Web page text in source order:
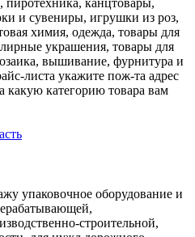
и сувениры, игрушки из роз,
химия, одежда, товары для
украшения, товары для
вышивание, фурнитура и
листа укажите пож-та адрес
какую категорию товара вам
упаковочное оборудование и
строительной,